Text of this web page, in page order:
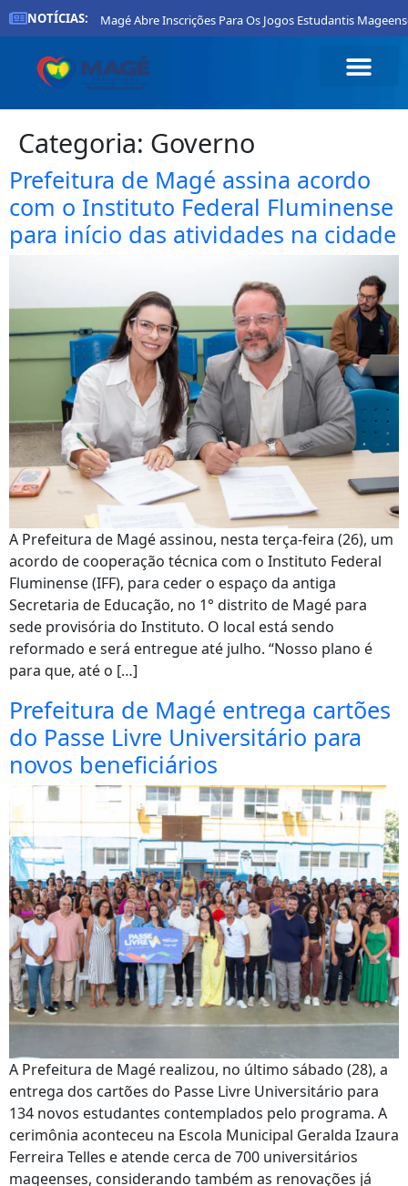
NOTÍCIAS:
De Magé Abre Inscrições Para Os Jogos Estudantis Mageenses
Categoria: Governo
Prefeitura de Magé assina acordo
com o Instituto Federal Fluminense
para início das atividades na cidade
A Prefeitura de Magé assinou, nesta terça-feira (26), um
acordo de cooperação técnica com o Instituto Federal
Fluminense (IFF), para ceder o espaço da antiga
Secretaria de Educação, no 1° distrito de Magé para
sede provisória do Instituto. O local está sendo
reformado e será entregue até julho. “Nosso plano é
para que, até o […]
Prefeitura de Magé entrega cartões
do Passe Livre Universitário para
novos beneficiários
A Prefeitura de Magé realizou, no último sábado (28), a
entrega dos cartões do Passe Livre Universitário para
134 novos estudantes contemplados pelo programa. A
cerimônia aconteceu na Escola Municipal Geralda Izaura
Ferreira Telles e atende cerca de 700 universitários
mageenses, considerando também as renovações já